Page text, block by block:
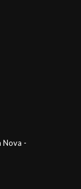
Nova -